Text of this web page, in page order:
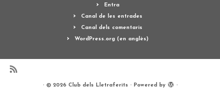
Entra
Canal de les entrades
Canal dels comentaris
WordPress.org (en anglès)
· © 2026 Club dels Lletraferits · Powered by ·